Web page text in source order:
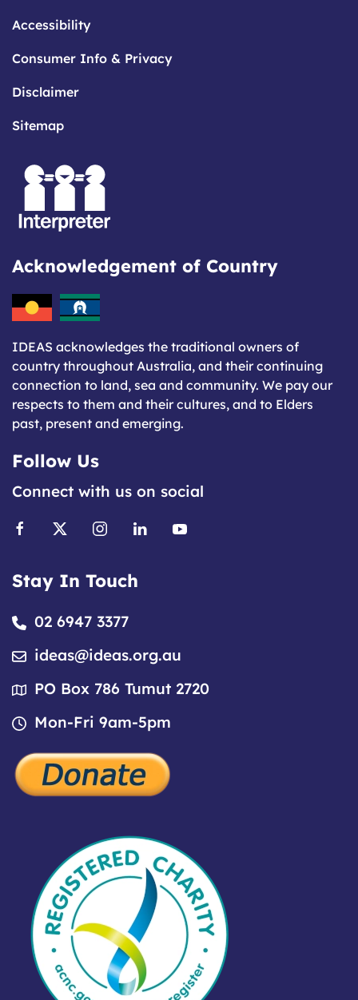
Accessibility
Consumer Info & Privacy
Disclaimer
Sitemap
Acknowledgement of Country
IDEAS acknowledges the traditional owners of
country throughout Australia, and their continuing
connection to land, sea and community. We pay our
respects to them and their cultures, and to Elders
past, present and emerging.
Follow Us
Connect with us on social
Stay In Touch
02 6947 3377
ideas@ideas.org.au
PO Box 786 Tumut 2720
Mon-Fri 9am-5pm